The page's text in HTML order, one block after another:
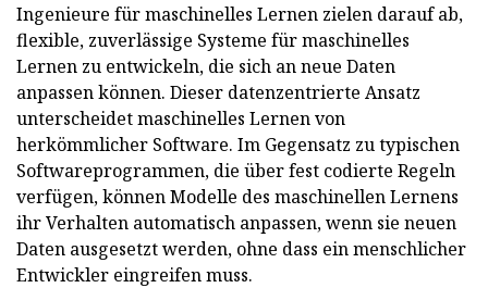
Ingenieure für maschinelles Lernen zielen darauf ab,
flexible, zuverlässige Systeme für maschinelles
Lernen zu entwickeln, die sich an neue Daten
anpassen können. Dieser datenzentrierte Ansatz
unterscheidet maschinelles Lernen von
herkömmlicher Software. Im Gegensatz zu typischen
Softwareprogrammen, die über fest codierte Regeln
verfügen, können Modelle des maschinellen Lernens
ihr Verhalten automatisch anpassen, wenn sie neuen
Daten ausgesetzt werden, ohne dass ein menschlicher
Entwickler eingreifen muss.